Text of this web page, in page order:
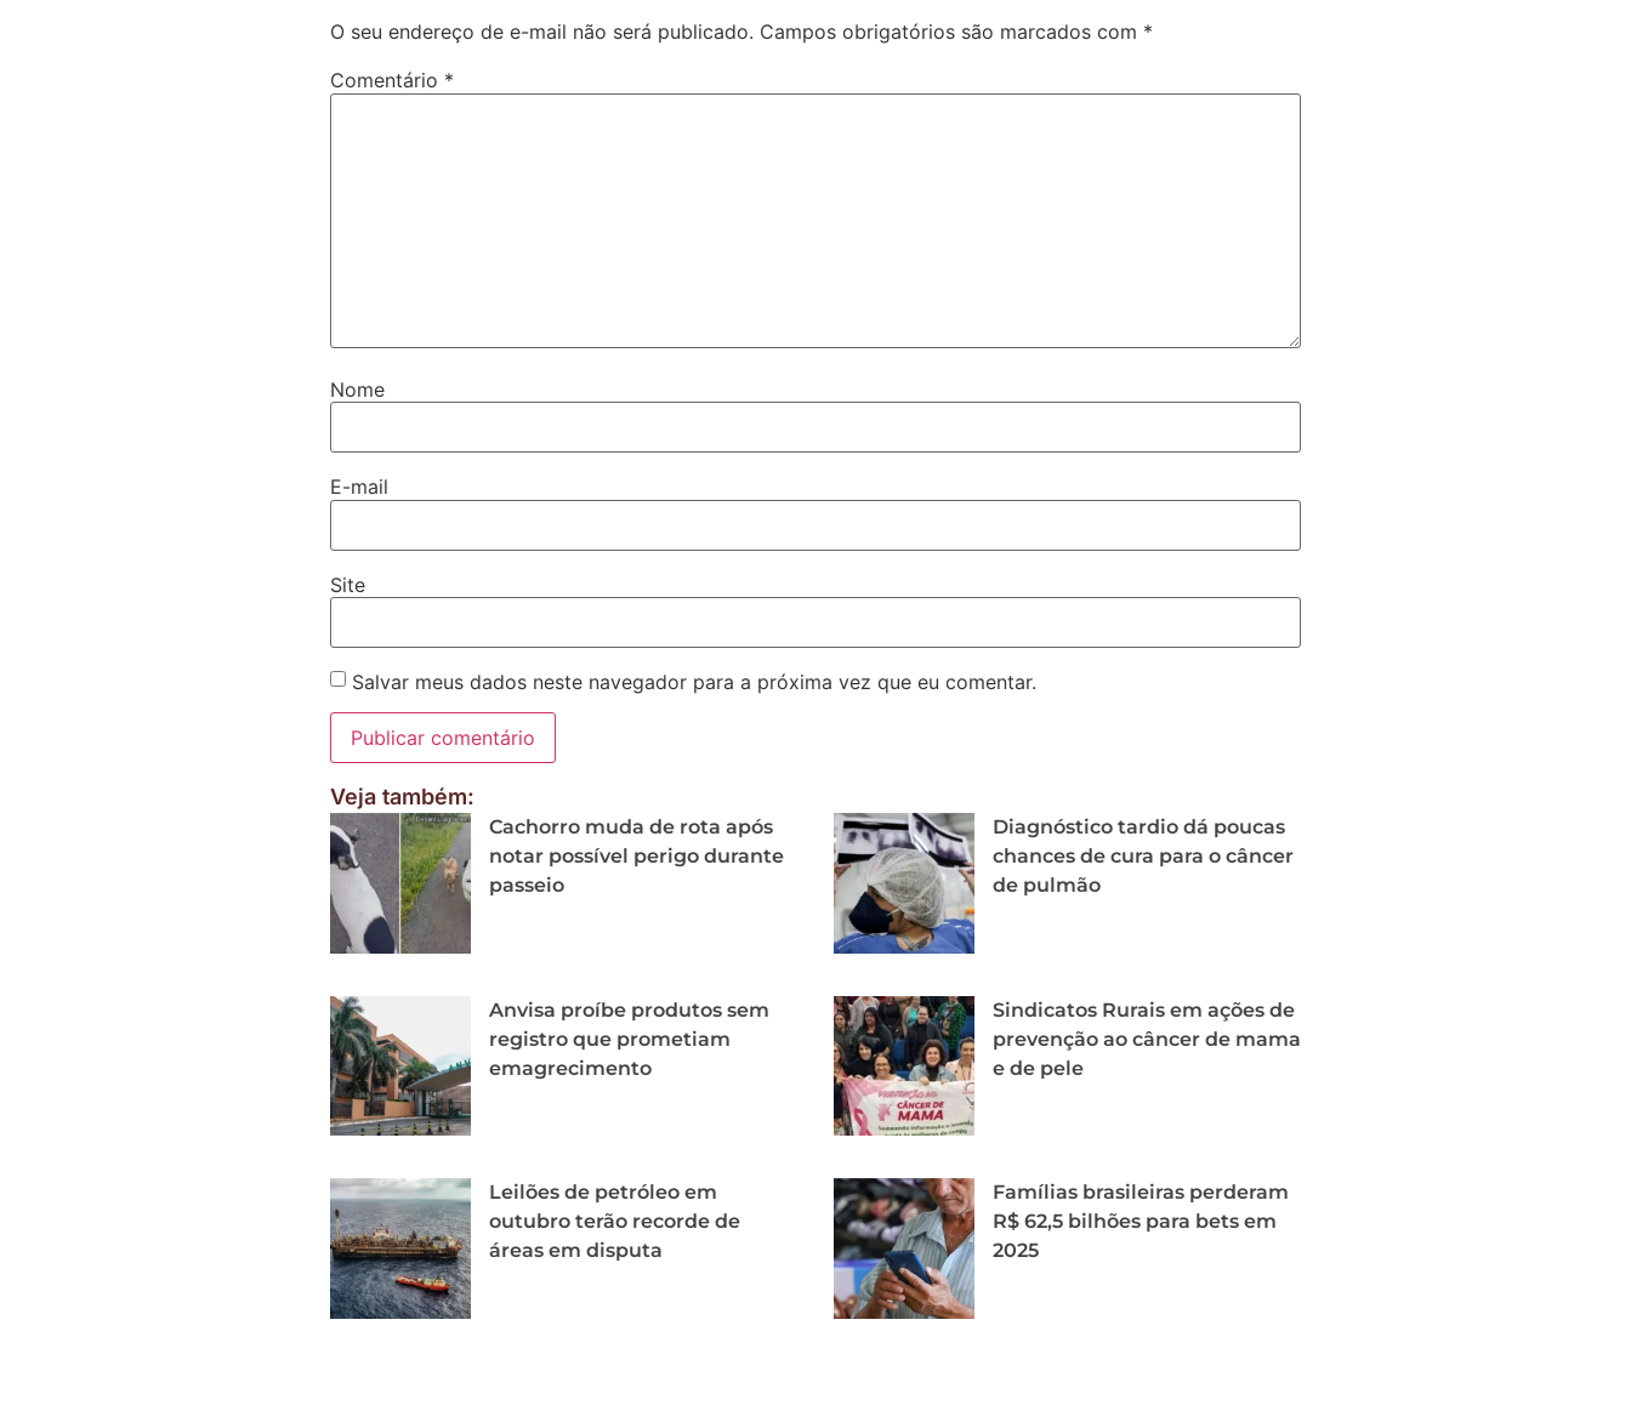
O seu endereço de e-mail não será publicado. Campos obrigatórios são marcados com *
Comentário *
Nome
E-mail
Site
Salvar meus dados neste navegador para a próxima vez que eu comentar.
Veja também:
Cachorro muda de rota após
notar possível perigo durante
passeio
Diagnóstico tardio dá poucas
chances de cura para o câncer
de pulmão
Anvisa proíbe produtos sem
registro que prometiam
emagrecimento
Sindicatos Rurais em ações de
prevenção ao câncer de mama
e de pele
Leilões de petróleo em
outubro terão recorde de
áreas em disputa
Famílias brasileiras perderam
R$ 62,5 bilhões para bets em
2025